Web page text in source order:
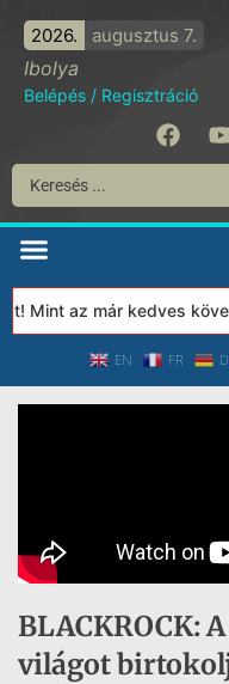
2026. augusztus 7.
Ibolya
Belépés / Regisztráció
Mint az már kedves
EN FR
BLACKROCK:
világot